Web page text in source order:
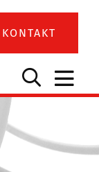
KONTAKT